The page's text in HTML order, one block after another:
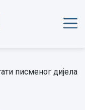
писменог дијела